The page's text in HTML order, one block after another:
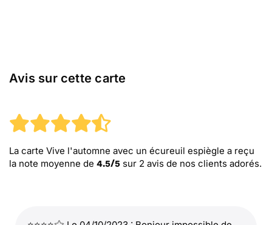
Avis sur cette carte
La carte Vive l'automne avec un écureuil espiègle a reçu
la note moyenne de 4.5/5 sur 2 avis de nos clients adorés.